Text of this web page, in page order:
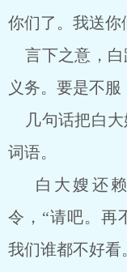
你们了。我送你
言下之意，白
义务。要是不服
几句话把白大
词语。
白大嫂还赖
令，“请吧。再
我们谁都不好看